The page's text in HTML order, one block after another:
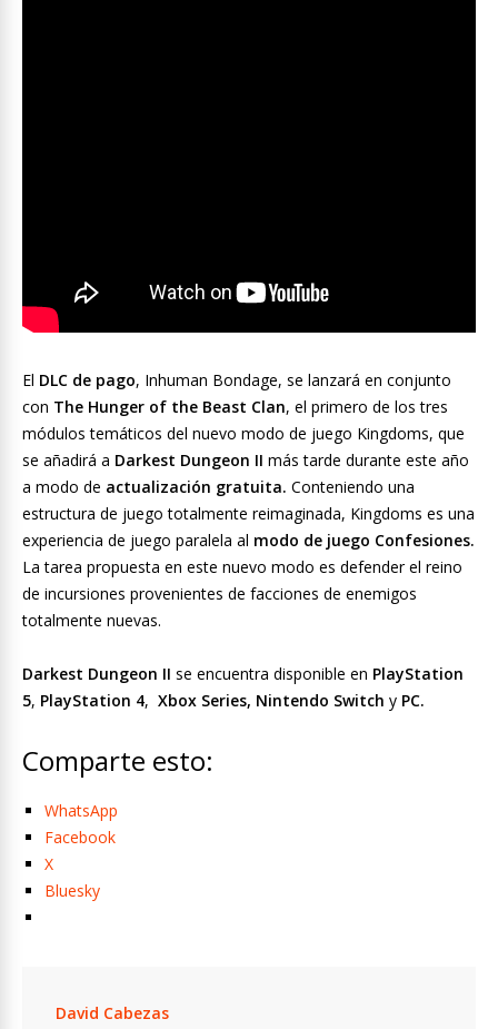
El DLC de pago, Inhuman Bondage, se lanzará en conjunto
con The Hunger of the Beast Clan, el primero de los tres
módulos temáticos del nuevo modo de juego Kingdoms, que
se añadirá a Darkest Dungeon II más tarde durante este año
a modo de actualización gratuita. Conteniendo una
estructura de juego totalmente reimaginada, Kingdoms es una
experiencia de juego paralela al modo de juego Confesiones.
La tarea propuesta en este nuevo modo es defender el reino
de incursiones provenientes de facciones de enemigos
totalmente nuevas.
Darkest Dungeon II se encuentra disponible en PlayStation
5, PlayStation 4, Xbox Series, Nintendo Switch y PC.
Comparte esto:
WhatsApp
Facebook
X
Bluesky
David Cabezas